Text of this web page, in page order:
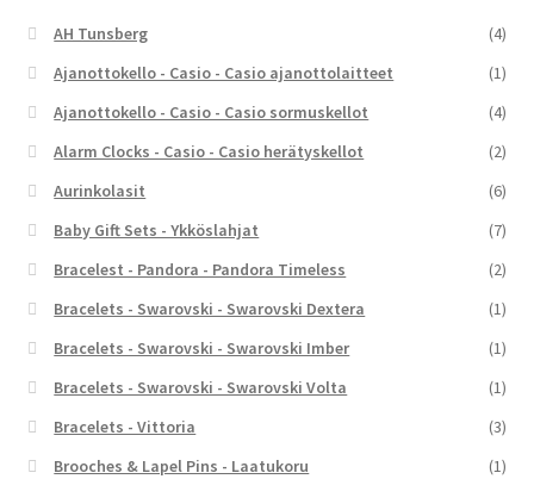
AH Tunsberg
(4)
Ajanottokello - Casio - Casio ajanottolaitteet
(1)
Ajanottokello - Casio - Casio sormuskellot
(4)
Alarm Clocks - Casio - Casio herätyskellot
(2)
Aurinkolasit
(6)
Baby Gift Sets - Ykköslahjat
(7)
Bracelest - Pandora - Pandora Timeless
(2)
Bracelets - Swarovski - Swarovski Dextera
(1)
Bracelets - Swarovski - Swarovski Imber
(1)
Bracelets - Swarovski - Swarovski Volta
(1)
Bracelets - Vittoria
(3)
Brooches & Lapel Pins - Laatukoru
(1)